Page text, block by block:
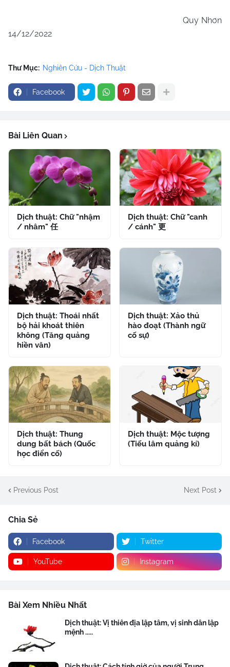
Quy Nhơn
14/12/2022
Thư Mục: Nghiên Cứu - Dịch Thuật
Facebook
Bài Liên Quan
Dịch thuật: Chữ "nhậm
/ nhâm" 任
Dịch thuật: Chữ "canh
/ cánh" 更
Dịch thuật: Thoái nhất
bộ hải khoát thiên
không (Tăng quảng
hiền văn)
Dịch thuật: Xảo thủ
hào đoạt (Thành ngữ
cố sự)
Dịch thuật: Thung
dung bất bách (Quốc
học điển cố)
Dịch thuật: Mộc tượng
(Tiếu lâm quảng kí)
Previous Post Next Post
Chia Sẻ
Facebook Twitter
YouTube Instagram
Bài Xem Nhiều Nhất
Dịch thuật: Vị thiên địa lập tâm, vị sinh dân lập
mệnh .....